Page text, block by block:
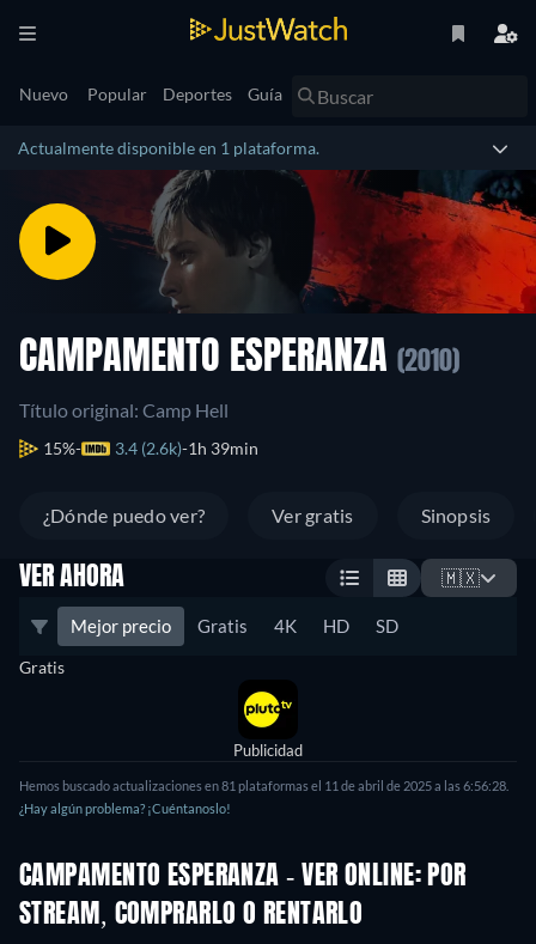
Nuevo Popular Deportes Guía
Actualmente disponible en 1 plataforma.
CAMPAMENTO ESPERANZA (2010)
Título original: Camp Hell
15% 3.4 (2.6k) 1h 39min
¿Dónde puedo ver? Ver gratis Sinopsis
VER AHORA 🇲🇽
Mejor precio Gratis 4K HD SD
Gratis
Publicidad
Hemos buscado actualizaciones en 81 plataformas el 11 de abril de 2025 a las 6:56:28.
¿Hay algún problema? ¡Cuéntanoslo!
CAMPAMENTO ESPERANZA - VER ONLINE: POR
STREAM, COMPRARLO O RENTARLO